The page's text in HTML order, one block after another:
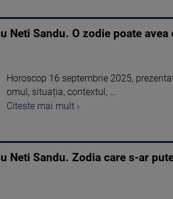
Neti Sandu. O zodie poate
Horoscop 16 septembrie 2025,
omul, situația, contextul, ...
Citeste mai mult ›
Neti Sandu. Zodia care s-ar